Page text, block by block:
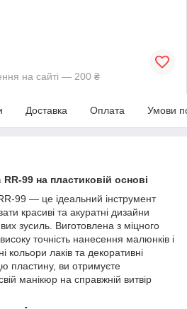
на сайті — 200 ₴
Доставка Оплата Умови
RR-99 на пластиковій основі
99 — це ідеальний інструмент
красиві та акуратні дизайни
зусиль. Виготовлена з міцного
точність нанесення малюнків і
кольори лаків та декоративні
пластину, ви отримуєте
манікюр на справжній витвір